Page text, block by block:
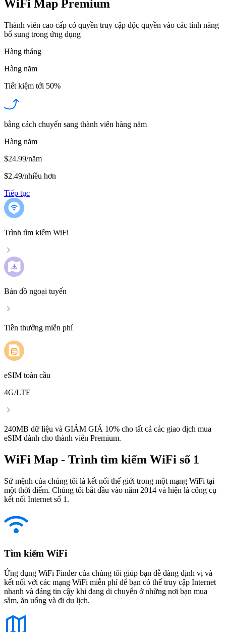
WiFi Map Premium
Thành viên cao cấp có quyền truy cập độc quyền vào các tính năng
bổ sung trong ứng dụng
Hàng tháng
Hàng năm
Tiết kiệm tới 50%
bằng cách chuyển sang thành viên hàng năm
Hàng năm
$24.99/năm
$2.49/nhiều hơn
Tiếp tục
Trình tìm kiếm WiFi
Bản đồ ngoại tuyến
Tiền thưởng miễn phí
eSIM toàn cầu
4G/LTE
240MB dữ liệu và GIẢM GIÁ 10% cho tất cả các giao dịch mua
eSIM dành cho thành viên Premium.
WiFi Map - Trình tìm kiếm WiFi số 1
Sứ mệnh của chúng tôi là kết nối thế giới trong một mạng WiFi tại
một thời điểm. Chúng tôi bắt đầu vào năm 2014 và hiện là công cụ
kết nối Internet số 1.
Tìm kiếm WiFi
Ứng dụng WiFi Finder của chúng tôi giúp bạn dễ dàng định vị và
kết nối với các mạng WiFi miễn phí để bạn có thể truy cập Internet
nhanh và đáng tin cậy khi đang di chuyển ở những nơi bạn mua
sắm, ăn uống và đi du lịch.